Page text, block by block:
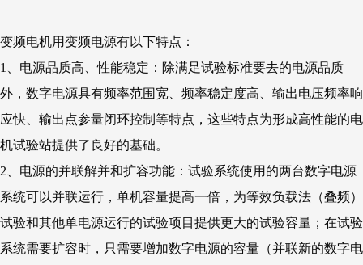
变频电机用变频电源有以下特点：
1、电源品质高、性能稳定：除满足试验标准要去的电源品质
外，数字电源具有频率范围宽、频率稳定度高、输出电压频率响
应快、输出点参量闭环控制等特点，这些特点为形成高性能的电
机试验站提供了良好的基础。
2、电源的并联解并和扩容功能：试验系统使用的两台数字电源
系统可以并联运行，单机容量提高一倍，为等效负载法（叠频）
试验和其他单电源运行的试验项目提供更大的试验容量；在试验
系统需要扩容时，只需要增加数字电源的容量（并联新的数字电